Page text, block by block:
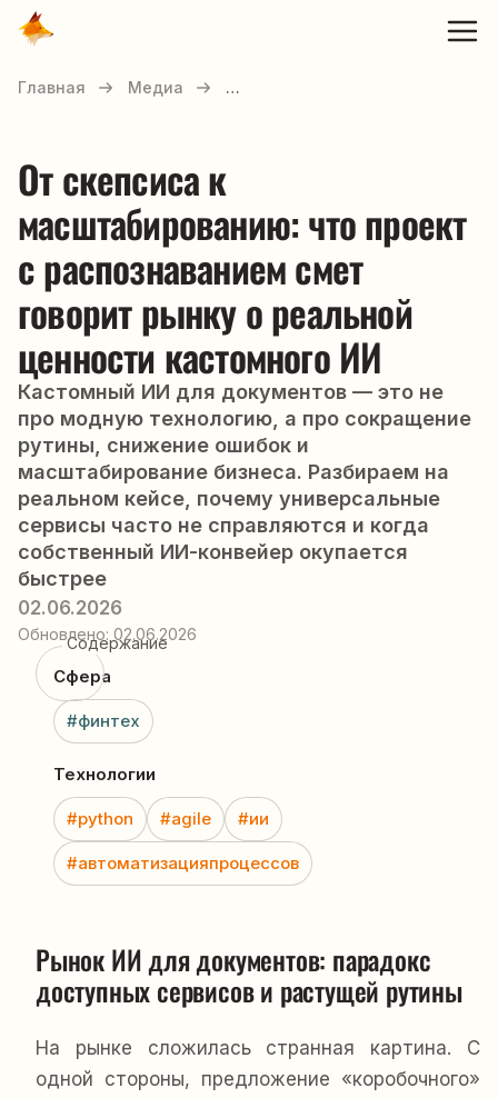
Главная Медиа …
От скепсиса к
масштабированию: что проект
с распознаванием смет
говорит рынку о реальной
ценности кастомного ИИ
Кастомный ИИ для документов — это не
про модную технологию, а про сокращение
рутины, снижение ошибок и
масштабирование бизнеса. Разбираем на
реальном кейсе, почему универсальные
сервисы часто не справляются и когда
собственный ИИ-конвейер окупается
быстрее
02.06.2026
Обновлено: 02.06.2026
Содержание
Сфера
#финтех
Технологии
#python #agile #ии
#автоматизацияпроцессов
Рынок ИИ для документов: парадокс
доступных сервисов и растущей рутины
На рынке сложилась странная картина. С
одной стороны, предложение «коробочного»